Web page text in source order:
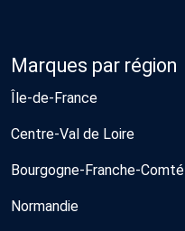
Marques par région
Île-de-France
Centre-Val de Loire
Bourgogne-Franche-Comté
Normandie